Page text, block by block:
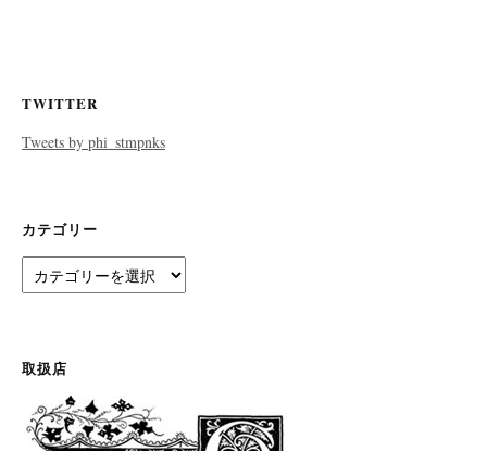
TWITTER
Tweets by phi_stmpnks
カテゴリー
テ
ー
取扱店